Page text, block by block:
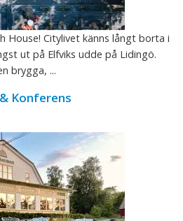
House! Citylivet känns långt borta i
ut på Elfviks udde på Lidingö.
brygga, ...
Konferens